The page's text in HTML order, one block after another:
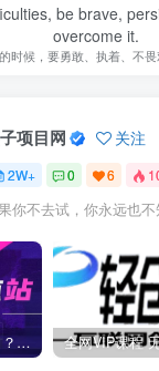
be brave,
overcome it.
时候，要勇敢、执着、不
项目网 关注
2W+ 0 6
你不去试，你永远也
你还在到处找项目？还在当韭菜？我靠卖项目一个月收入5万+，曾经我也是个失败者。